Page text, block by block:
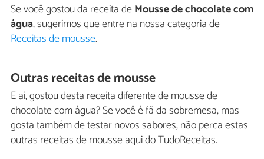
Se você gostou da receita deMousse de chocolate com
água, sugerimos que entre na nossa categoria de
Receitas de mousse.
Outras receitas de mousse
E ai, gostou desta receita diferente de mousse de
chocolate com água? Se você é fã da sobremesa, mas
gosta também de testar novos sabores, não perca estas
outras receitas de mousse aqui do TudoReceitas.